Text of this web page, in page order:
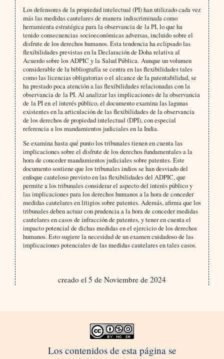
Los defensores de la propiedad intelectual (PI) han utilizado cada vez
más las medidas cautelares de manera indiscriminada como
herramienta estratégica para la observancia de la PI, lo que ha
tenido consecuencias socioeconómicas adversas, incluido sobre el
disfrute de los derechos humanos. Esta tendencia ha eclipsado las
flexibilidades previstas en la Declaración de Doha relativa al
Acuerdo sobre los ADPIC y la Salud Pública. Aunque un volumen
considerable de la bibliografía se centra en las flexibilidades tales
como las licencias obligatorias o el alcance de la patentabilidad, se
ha prestado poca atención a las flexibilidades relacionadas con la
observancia de la PI. Al analizar las implicaciones de la observancia
de la PI en el interés público, el documento examina las lagunas
existentes en la articulación de las flexibilidades de la observancia
de los derechos de propiedad intelectual (DPI), con especial
referencia a los mandamientos judiciales en la India.
Se examina hasta qué punto los tribunales tienen en cuenta las
implicaciones sobre el disfrute de los derechos fundamentales a la
hora de conceder mandamientos judiciales sobre patentes. Este
documento sostiene que los tribunales indios se han desviado del
enfoque cauteloso previsto en las flexibilidades del ADPIC, que
permite a los tribunales considerar el aspecto del interés público y
las implicaciones para los derechos humanos a la hora de conceder
medidas cautelares en litigios sobre patentes. Además, afirma que los
tribunales deben actuar con prudencia a la hora de conceder medidas
cautelares en casos de infracción de patentes, y tener en cuenta el
impacto potencial de dichas medidas en el ejercicio de los derechos
humanos. Esto sugiere la necesidad de un examen cuidadoso de las
implicaciones potenciales de las medidas cautelares en tales casos.
creado el 5 de Noviembre de 2024
Los contenidos de esta página se